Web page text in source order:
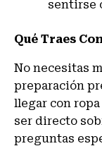
sentirse
Qué Traes
No necesitas
preparación
llegar con
ser directo
preguntas